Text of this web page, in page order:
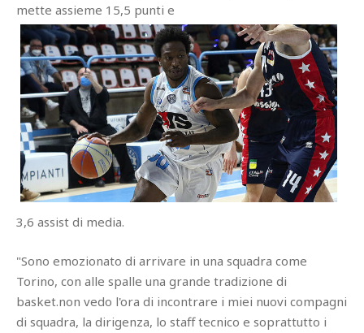
mette assieme 15,5 punti e
3,6 assist di media.
"Sono emozionato di arrivare in una squadra come
Torino, con alle spalle una grande tradizione di
basket.non vedo l'ora di incontrare i miei nuovi compagni
di squadra, la dirigenza, lo staff tecnico e soprattutto i